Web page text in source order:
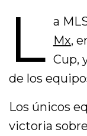
L a
Mx,
Cup,
de los
Los únicos
victoria